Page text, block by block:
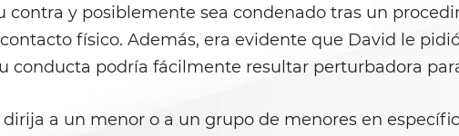
contra y posiblemente sea condenado tras un
físico. Además, era evidente que David le
conducta podría fácilmente resultar perturbadora
a un menor o a un grupo de menores en